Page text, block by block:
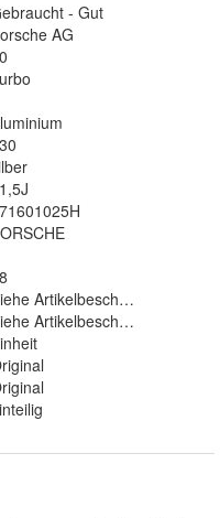
- Gut
AG
Artikelbeschreibung
Artikelbeschreibung